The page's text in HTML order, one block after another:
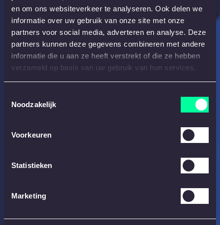
en om ons websiteverkeer te analyseren. Ook delen we
informatie over uw gebruik van onze site met onze
partners voor social media, adverteren en analyse. Deze
partners kunnen deze gegevens combineren met andere
informatie die u aan ze heeft verstrekt of die ze hebben
verzameld op basis van uw gebruik van hun services.
Noodzakelijk
Voorkeuren
Statistieken
Marketing